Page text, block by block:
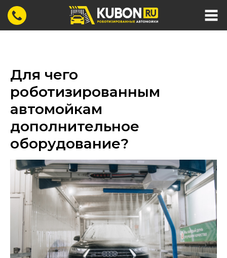
Для чего
роботизированным
автомойкам
дополнительное
оборудование?